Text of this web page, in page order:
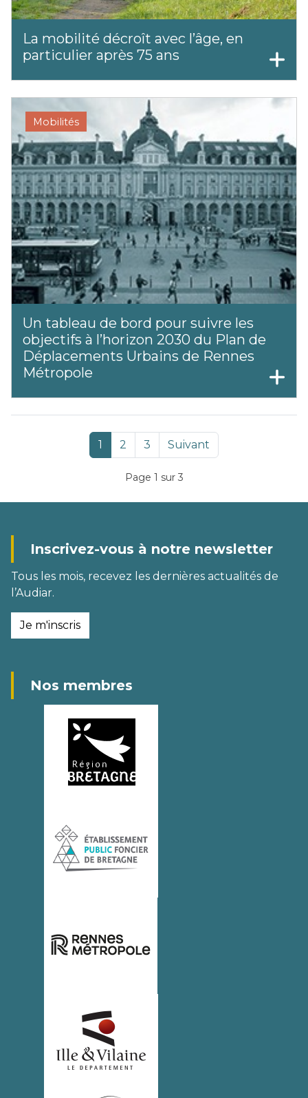
La mobilité décroît avec l’âge, en
particulier après 75 ans
Mobilités
Un tableau de bord pour suivre les
objectifs à l’horizon 2030 du Plan de
Déplacements Urbains de Rennes
Métropole
1 2 3 Suivant
Page 1 sur 3
Inscrivez-vous à notre newsletter
Tous les mois, recevez les dernières actualités de
l’Audiar.
Je m'inscris
Nos membres